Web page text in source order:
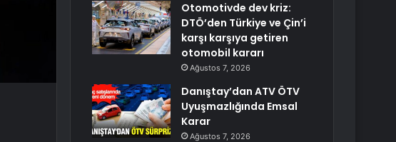
Otomotivde dev kriz:
DTÖ’den Türkiye ve Çin’i
karşı karşıya getiren
otomobil kararı
Ağustos 7, 2026
Danıştay’dan ATV ÖTV
Uyuşmazlığında Emsal
Karar
Ağustos 7, 2026